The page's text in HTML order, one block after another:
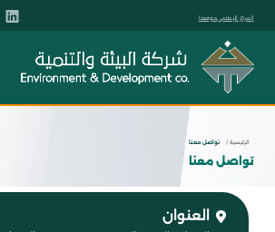
المركز الإعلاميموقعنا
تواصل معنا
الرئيسية / تواصل معنا
العنوان